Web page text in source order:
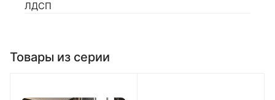
ЛДСП
Товары из серии